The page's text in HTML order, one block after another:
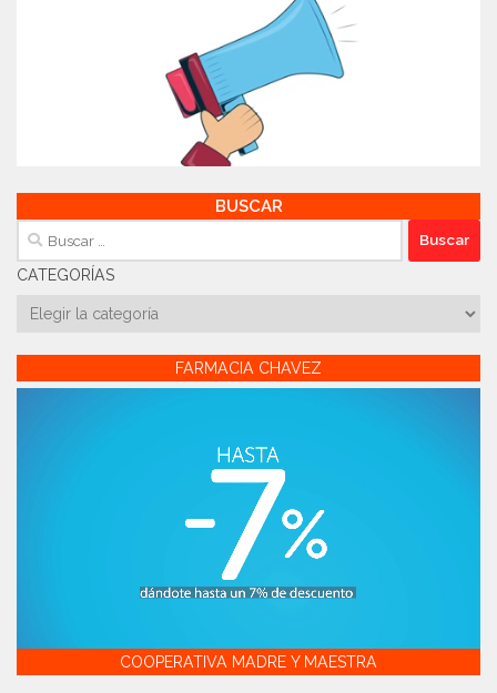
BUSCAR
Buscar:
CATEGORÍAS
Categorías
FARMACIA CHAVEZ
COOPERATIVA MADRE Y MAESTRA